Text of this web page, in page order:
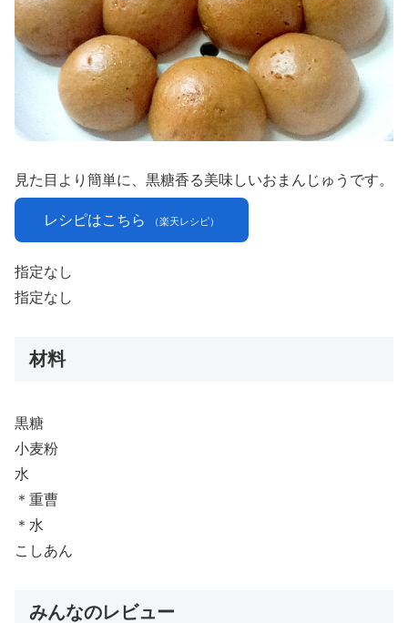
見た目より簡単に、黒糖香る美味しいおまんじゅうです。
レシピはこちら （楽天レシピ）
指定なし
指定なし
材料
黒糖
小麦粉
水
＊重曹
＊水
こしあん
みんなのレビュー